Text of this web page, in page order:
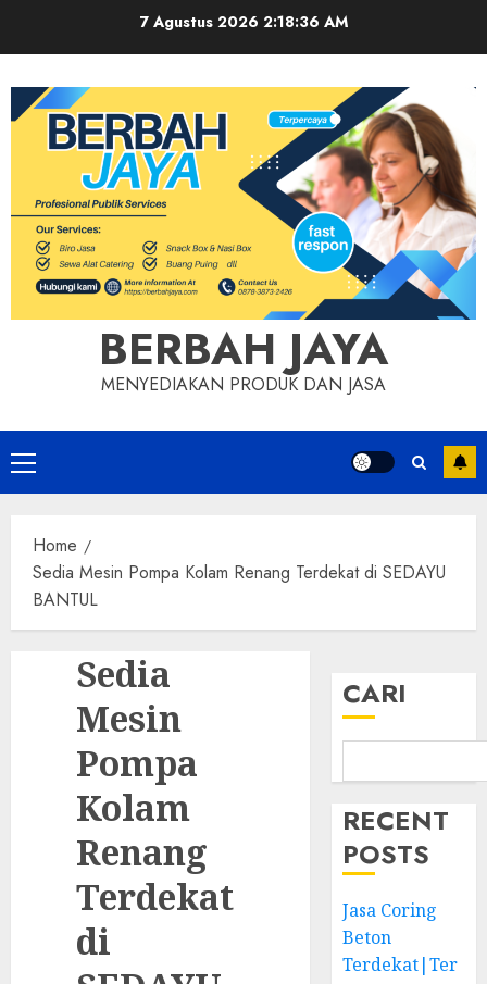
7 Agustus 20262:18:37 AM
BERBAH JAYA
MENYEDIAKAN PRODUK DAN JASA
Primary
Menu
Home
Sedia Mesin Pompa Kolam Renang Terdekat di SEDAYU
BANTUL
Sedia
Mesin
Pompa
Kolam
Renang
Terdekat
di
CARI
RECENT
POSTS
Jasa Coring
Beton
Terdekat|Ter